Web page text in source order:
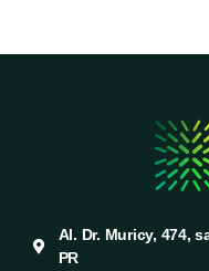
Al. Dr. Muricy, 474,
PR